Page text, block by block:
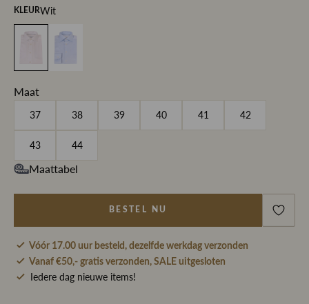
KLEURWit
Maat
37 38 39 40 41 42
43 44
Maattabel
BESTEL NU
Vóór 17.00 uur besteld, dezelfde werkdag verzonden
Vanaf €50,- gratis verzonden, SALE uitgesloten
Iedere dag nieuwe items!